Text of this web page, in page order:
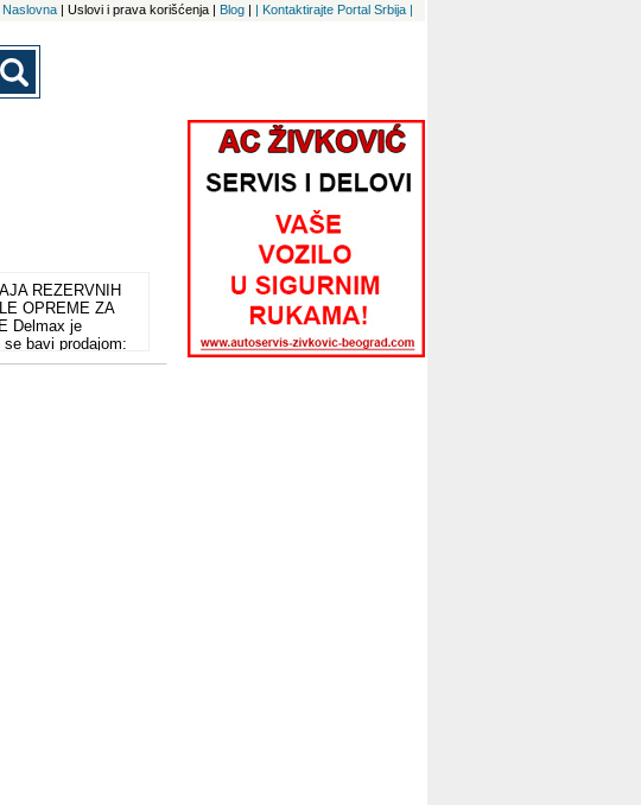
Naslovna | Uslovi i prava korišćenja | Blog | | Kontaktirajte Portal Srbija |
REZERVNIH
OPREME ZA
Delmax je
bavi prodajom:
ulja guma